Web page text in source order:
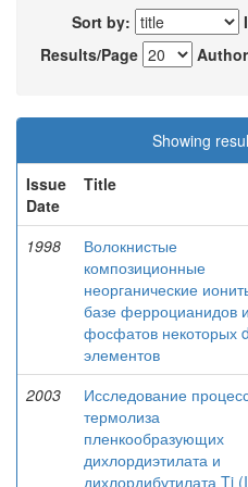
Sort by:
Results/Page
Showing
Issue
Date
Title
1998
Волокнистые
композиционные
неорганические
базе ферроцианидов и
фосфатов некоторых
элементов
2003
Исследование
термолиза
пленкообразующих
дихлордиэтилата и
дихлордибутилата Ti